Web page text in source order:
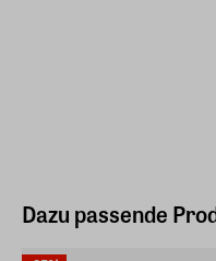
Dazu passende